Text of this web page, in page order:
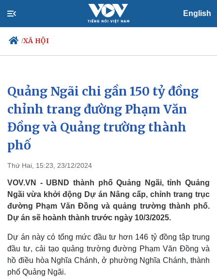
English
/XÃ HỘI
Chính trị
Đảng
Tổ chức nhân sự
Quốc hội
Nhận diện sự thật
Xã hội
Tin 24h
Dự báo thời tiết
Giáo dục
Dấu ấn VOV
Quảng Ngãi chi gần 150 tỷ đồng
chỉnh trang đường Phạm Văn
Đồng và Quảng trường thành
phố
Thứ Hai, 15:23, 23/12/2024
VOV.VN - UBND thành phố Quảng Ngãi, tỉnh Quảng
Ngãi vừa khởi động Dự án Nâng cấp, chỉnh trang trục
đường Phạm Văn Đồng và quảng trường thành phố.
Dự án sẽ hoành thành trước ngày 10/3/2025.
Dự án này có tổng mức đầu tư hơn 146 tỷ đồng tập trung
đầu tư, cải tạo quảng trường đường Phạm Văn Đồng và
hồ điều hòa Nghĩa Chánh, ở phường Nghĩa Chánh, thành
phố Quảng Ngãi.